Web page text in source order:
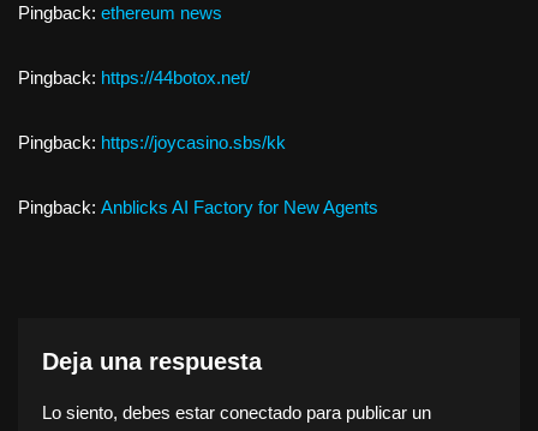
Pingback: ethereum news
Pingback: https://44botox.net/
Pingback: https://joycasino.sbs/kk
Pingback: Anblicks AI Factory for New Agents
Deja una respuesta
Lo siento, debes estar conectado para publicar un